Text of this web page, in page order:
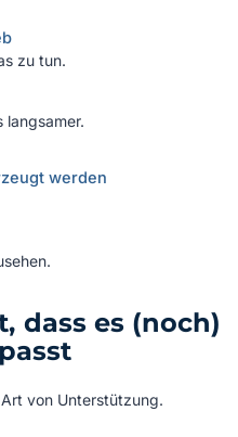
zu tun.
langsamer.
werden
dass es (noch)
von Unterstützung.